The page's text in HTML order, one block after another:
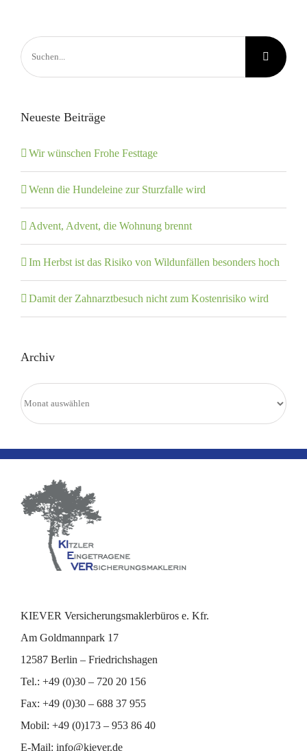
Suche
nach:
Neueste Beiträge
Wir wünschen Frohe Festtage
Wenn die Hundeleine zur Sturzfalle wird
Advent, Advent, die Wohnung brennt
Im Herbst ist das Risiko von Wildunfällen besonders hoch
Damit der Zahnarztbesuch nicht zum Kostenrisiko wird
Archiv
Archiv
KIEVER Versicherungsmaklerbüros e. Kfr.
Am Goldmannpark 17
12587 Berlin – Friedrichshagen
Tel.: +49 (0)30 – 720 20 156
Fax: +49 (0)30 – 688 37 955
Mobil: +49 (0)173 – 953 86 40
E-Mail: info@kiever.de